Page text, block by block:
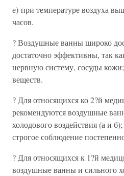
е) при температуре воздуха
часов.
? Воздушные ванны широко
достаточно эффективны, так
нервную систему, сосуды
веществ.
? Для относящихся ко 2?й
рекомендуются воздушные
холодового воздействия (а и
строгое соблюдение
? Для относящихся к 1?й
воздушные ванны и сильного